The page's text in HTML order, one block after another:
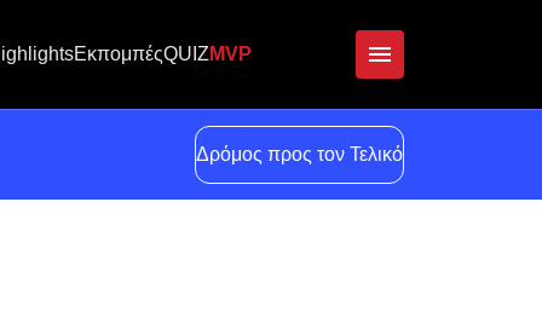
ΕκπομπέςQUIZ MVP
Δρόμος προς τον Τελικό